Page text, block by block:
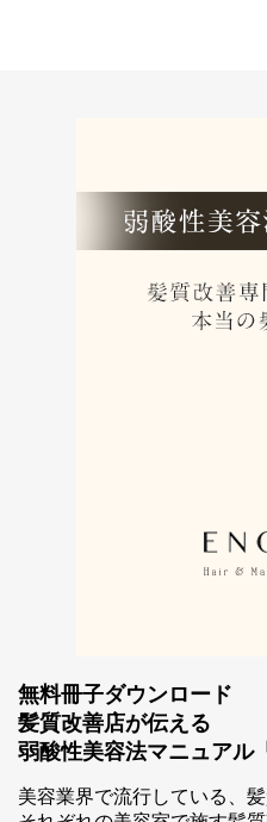
無料冊子ダウンロード
髪質改善店が伝える
弱酸性美容法マニュアル
美容業界で流行している、髪